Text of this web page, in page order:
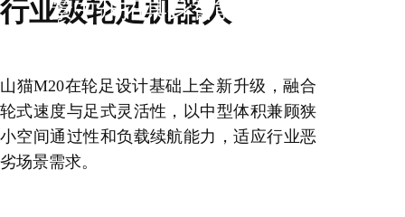
景中开拓具身智能行业应用。
行业级轮足机器人
山猫M20在轮足设计基础上全新升级，融合
轮式速度与足式灵活性，以中型体积兼顾狭
小空间通过性和负载续航能力，适应行业恶
劣场景需求。